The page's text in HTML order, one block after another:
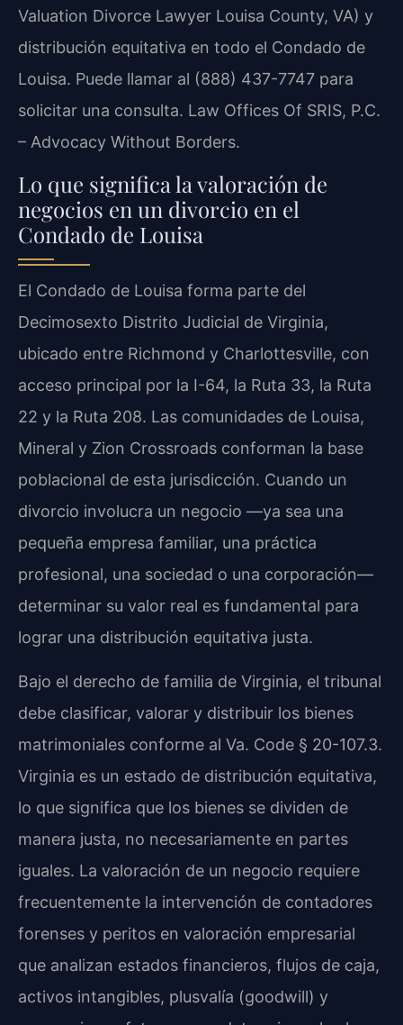
Valuation Divorce Lawyer Louisa County, VA) y
distribución equitativa en todo el Condado de
Louisa. Puede llamar al (888) 437-7747 para
solicitar una consulta. Law Offices Of SRIS, P.C.
– Advocacy Without Borders.
Lo que significa la valoración de
negocios en un divorcio en el
Condado de Louisa
El Condado de Louisa forma parte del
Decimosexto Distrito Judicial de Virginia,
ubicado entre Richmond y Charlottesville, con
acceso principal por la I-64, la Ruta 33, la Ruta
22 y la Ruta 208. Las comunidades de Louisa,
Mineral y Zion Crossroads conforman la base
poblacional de esta jurisdicción. Cuando un
divorcio involucra un negocio —ya sea una
pequeña empresa familiar, una práctica
profesional, una sociedad o una corporación—
determinar su valor real es fundamental para
lograr una distribución equitativa justa.
Bajo el derecho de familia de Virginia, el tribunal
debe clasificar, valorar y distribuir los bienes
matrimoniales conforme al Va. Code § 20-107.3.
Virginia es un estado de distribución equitativa,
lo que significa que los bienes se dividen de
manera justa, no necesariamente en partes
iguales. La valoración de un negocio requiere
frecuentemente la intervención de contadores
forenses y peritos en valoración empresarial
que analizan estados financieros, flujos de caja,
activos intangibles, plusvalía (goodwill) y